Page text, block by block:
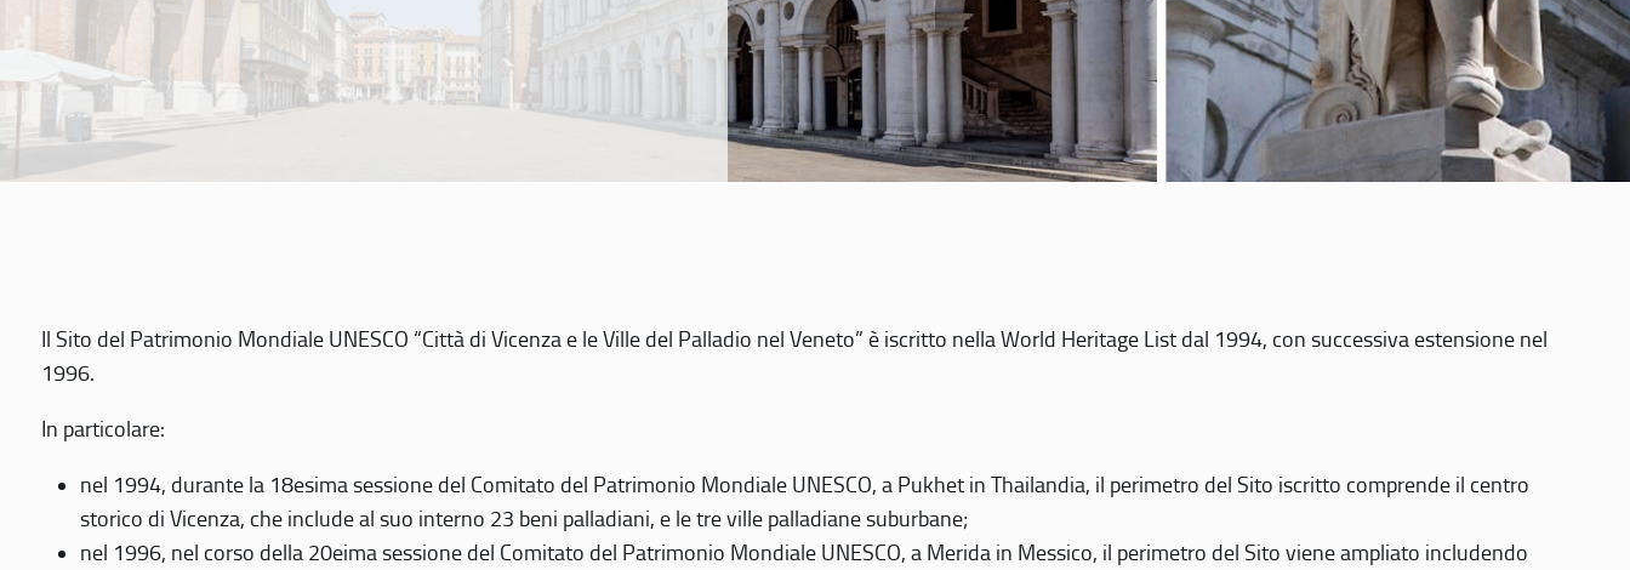
Il Sito del Patrimonio Mondiale UNESCO “Città di Vicenza e le Ville del Palladio nel Veneto” è iscritto nella World Heritage List dal 1994, con successiva estensione nel
1996.
In particolare:
nel 1994, durante la 18esima sessione del Comitato del Patrimonio Mondiale UNESCO, a Pukhet in Thailandia, il perimetro del Sito iscritto comprende il centro
storico di Vicenza, che include al suo interno 23 beni palladiani, e le tre ville palladiane suburbane;
nel 1996, nel corso della 20eima sessione del Comitato del Patrimonio Mondiale UNESCO, a Merida in Messico, il perimetro del Sito viene ampliato includendo